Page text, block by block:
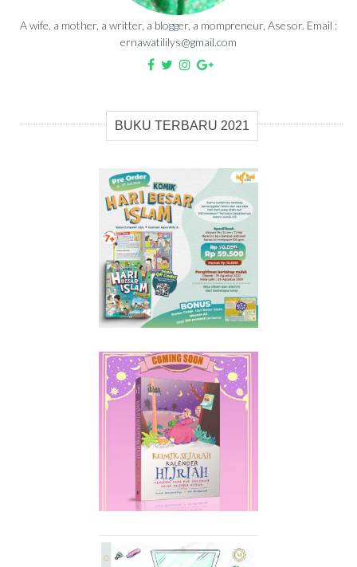
A wife, a mother, a writter, a blogger, a mompreneur, Asesor. Email :
ernawatililys@gmail.com
BUKU TERBARU 2021